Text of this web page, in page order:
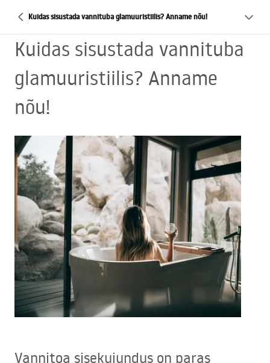
Kuidas sisustada vannituba glamuuristiilis? Anname nõu!
Kuidas sisustada vannituba
glamuuristiilis? Anname
nõu!
Vannitoa sisekujundus on paras